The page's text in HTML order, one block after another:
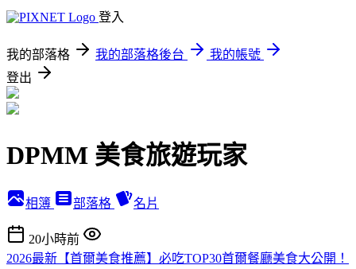
登入
我的部落格 我的部落格後台
我的帳號
登出
DPMM 美食旅遊玩家
相簿 部落格 名片
20小時前
2026最新【首爾美食推薦】必吃TOP30首爾餐廳美食大公開！